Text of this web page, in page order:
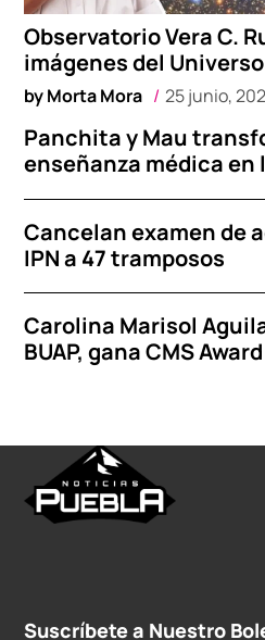
Observatorio Vera C.
imágenes del Universo
byMorta Mora 25 junio,
Panchita y Mau
enseñanza médica en
Cancelan examen de
IPN a 47 tramposos
Carolina Marisol
BUAP, gana CMS
Suscríbete a Nuestro